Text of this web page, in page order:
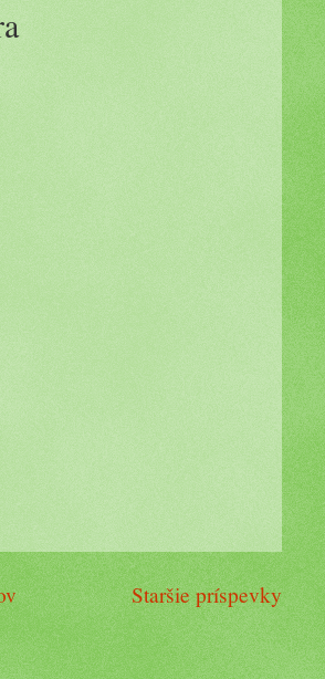
Staršie príspevky